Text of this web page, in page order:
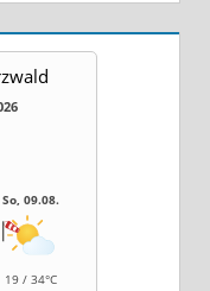
So, 09.08.
19 / 34°C